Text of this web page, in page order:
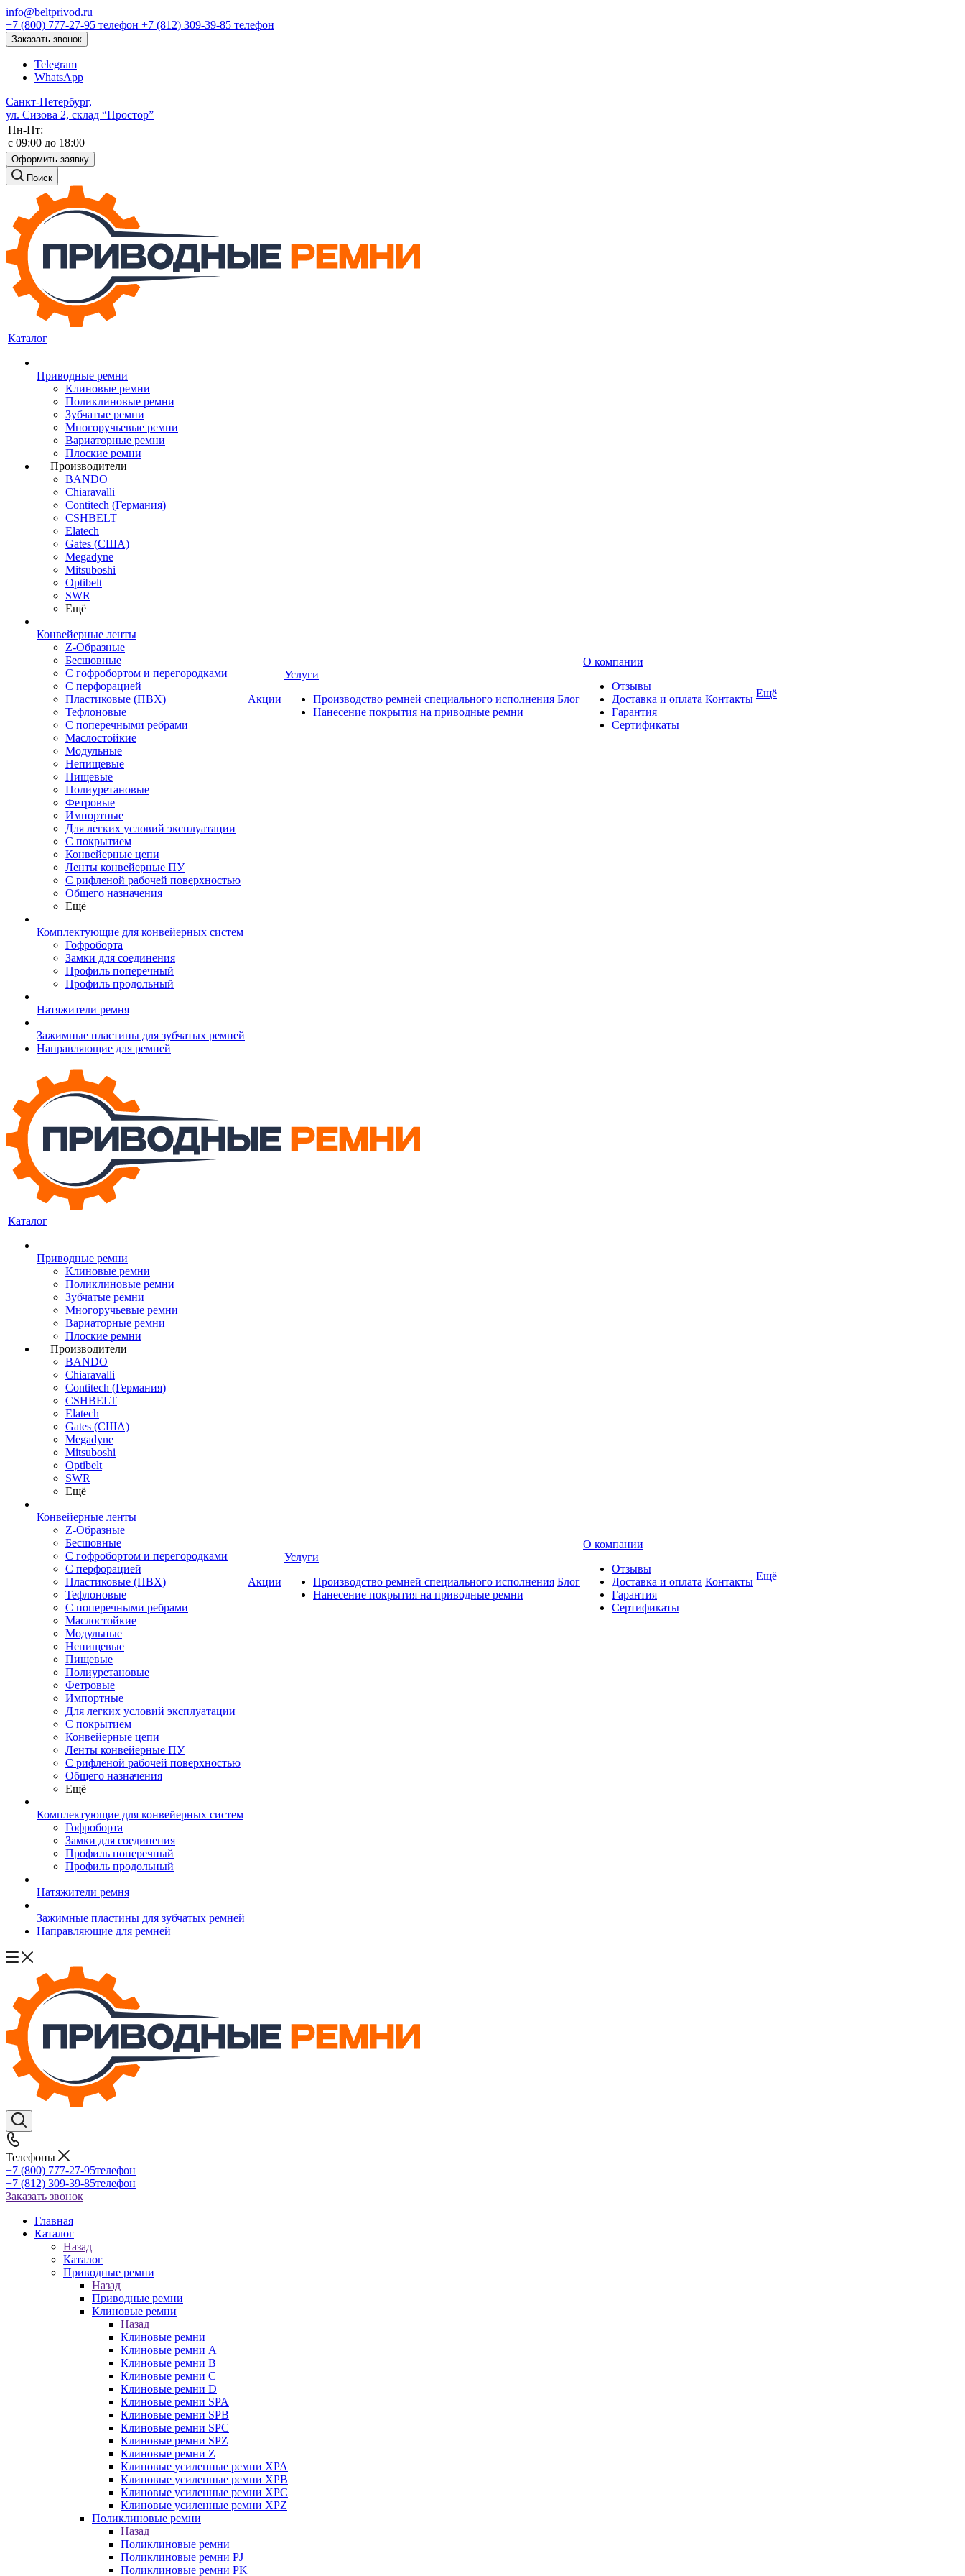
info@beltprivod.ru
+7 (800) 777-27-95 телефон +7 (812) 309-39-85 телефон
Заказать звонок
Telegram
WhatsApp
Санкт-Петербург,
ул. Сизова 2, склад “Простор”
Пн-Пт:
c 09:00 до 18:00
Оформить заявку
Поиск
Каталог
Приводные ремни
Клиновые ремни
Поликлиновые ремни
Зубчатые ремни
Многоручьевые ремни
Вариаторные ремни
Плоские ремни
Производители
BANDO
Chiaravalli
Contitech (Германия)
CSHBELT
Elatech
Gates (США)
Megadyne
Mitsuboshi
Optibelt
SWR
Ещё
Конвейерные ленты
Z-Образные
Бесшовные
С гофробортом и перегородками
С перфорацией
Пластиковые (ПВХ)
Тефлоновые
С поперечными ребрами
Маслостойкие
Модульные
Непищевые
Пищевые
Полиуретановые
Фетровые
Импортные
Для легких условий эксплуатации
С покрытием
Конвейерные цепи
Ленты конвейерные ПУ
С рифленой рабочей поверхностью
Общего назначения
Ещё
Комплектующие для конвейерных систем
Гофроборта
Замки для соединения
Профиль поперечный
Профиль продольный
Натяжители ремня
Зажимные пластины для зубчатых ремней
Направляющие для ремней
Акции
Услуги
Производство ремней специального исполнения
Нанесение покрытия на приводные ремни
Блог
О компании
Отзывы
Доставка и оплата
Гарантия
Сертификаты
Контакты Ещё
Каталог
Приводные ремни
Клиновые ремни
Поликлиновые ремни
Зубчатые ремни
Многоручьевые ремни
Вариаторные ремни
Плоские ремни
Производители
BANDO
Chiaravalli
Contitech (Германия)
CSHBELT
Elatech
Gates (США)
Megadyne
Mitsuboshi
Optibelt
SWR
Ещё
Конвейерные ленты
Z-Образные
Бесшовные
С гофробортом и перегородками
С перфорацией
Пластиковые (ПВХ)
Тефлоновые
С поперечными ребрами
Маслостойкие
Модульные
Непищевые
Пищевые
Полиуретановые
Фетровые
Импортные
Для легких условий эксплуатации
С покрытием
Конвейерные цепи
Ленты конвейерные ПУ
С рифленой рабочей поверхностью
Общего назначения
Ещё
Комплектующие для конвейерных систем
Гофроборта
Замки для соединения
Профиль поперечный
Профиль продольный
Натяжители ремня
Зажимные пластины для зубчатых ремней
Направляющие для ремней
Акции
Услуги
Производство ремней специального исполнения
Нанесение покрытия на приводные ремни
Блог
О компании
Отзывы
Доставка и оплата
Гарантия
Сертификаты
Контакты Ещё
Телефоны
+7 (800) 777-27-95телефон
+7 (812) 309-39-85телефон
Заказать звонок
Главная
Каталог
Назад
Каталог
Приводные ремни
Назад
Приводные ремни
Клиновые ремни
Назад
Клиновые ремни
Клиновые ремни A
Клиновые ремни B
Клиновые ремни C
Клиновые ремни D
Клиновые ремни SPA
Клиновые ремни SPB
Клиновые ремни SPC
Клиновые ремни SPZ
Клиновые ремни Z
Клиновые усиленные ремни XPA
Клиновые усиленные ремни XPB
Клиновые усиленные ремни XPC
Клиновые усиленные ремни XPZ
Поликлиновые ремни
Назад
Поликлиновые ремни
Поликлиновые ремни PJ
Поликлиновые ремни PK